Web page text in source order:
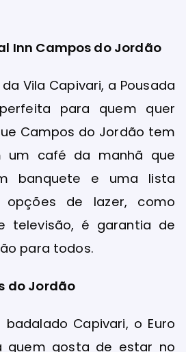
Inn Campos do Jordão
Vila Capivari, a Pousada
para quem quer
Campos do Jordão tem
um café da manhã que
banquete e uma lista
opções de lazer, como
televisão, é garantia de
para todos.
do Jordão
Capivari, o Euro
quem gosta de estar no